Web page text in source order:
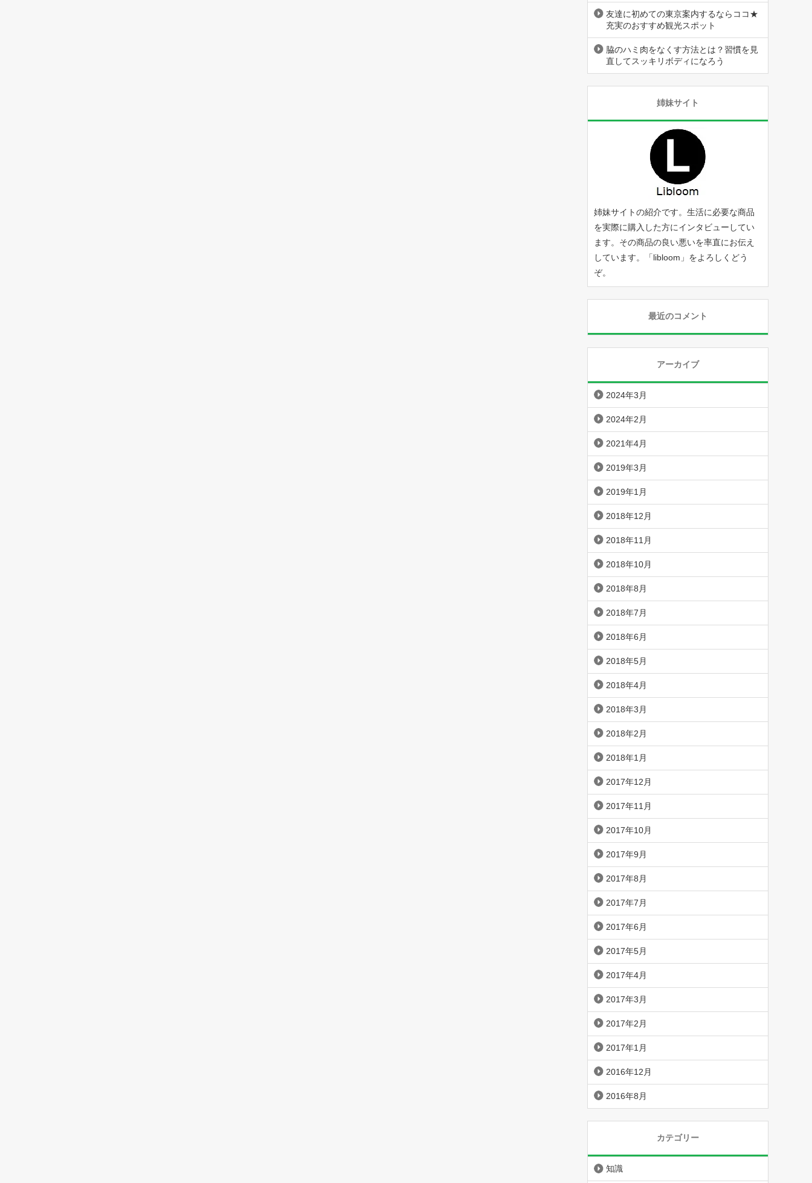
友達に初めての東京案内するならココ★
充実のおすすめ観光スポット
脇のハミ肉をなくす方法とは？習慣を見
直してスッキリボディになろう
姉妹サイト
姉妹サイトの紹介です。生活に必要な商品
を実際に購入した方にインタビューしてい
ます。その商品の良い悪いを率直にお伝え
しています。「libloom 」をよろしくどう
ぞ。
最近のコメント
アーカイブ
2024年3月
2024年2月
2021年4月
2019年3月
2019年1月
2018年12月
2018年11月
2018年10月
2018年8月
2018年7月
2018年6月
2018年5月
2018年4月
2018年3月
2018年2月
2018年1月
2017年12月
2017年11月
2017年10月
2017年9月
2017年8月
2017年7月
2017年6月
2017年5月
2017年4月
2017年3月
2017年2月
2017年1月
2016年12月
2016年8月
カテゴリー
知識